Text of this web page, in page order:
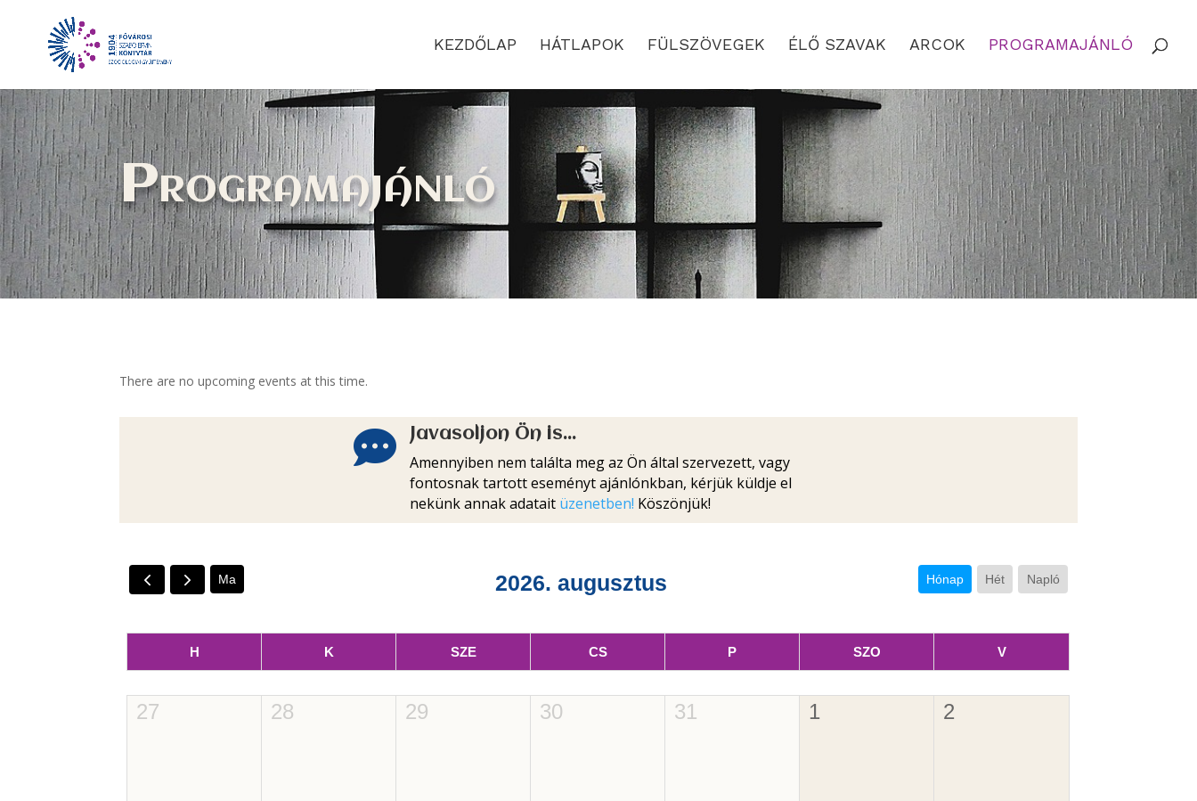
KEZDŐLAP HÁTLAPOK FÜLSZÖVEGEK ÉLŐ SZAVAK ARCOK PROGRAMAJÁNLÓ
Programajánló
There are no upcoming events at this time.
 Javasoljon Ön is...
Amennyiben nem találta meg az Ön által szervezett, vagy
fontosnak tartott eseményt ajánlónkban, kérjük küldje el
nekünk annak adatait üzenetben! Köszönjük!
Ma 2026. augusztus Hónap Hét Napló
H K SZE CS P SZO V
27 28 29 30 31 1 2